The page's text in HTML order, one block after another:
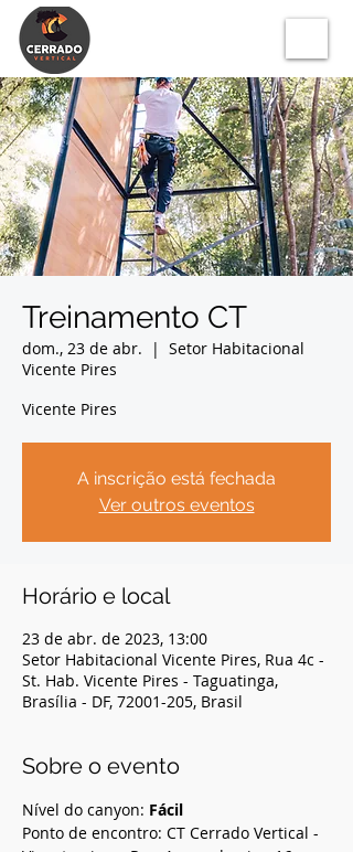
Treinamento CT
dom., 23 de abr.
  |
Setor Habitacional
Vicente Pires
Vicente Pires
A inscrição está fechada
Ver outros eventos
Horário e local
23 de abr. de 2023, 13:00
Setor Habitacional Vicente Pires, Rua 4c -
St. Hab. Vicente Pires - Taguatinga,
Brasília - DF, 72001-205, Brasil
Sobre o evento
Nível do canyon: Fácil
Ponto de encontro: CT Cerrado Vertical -